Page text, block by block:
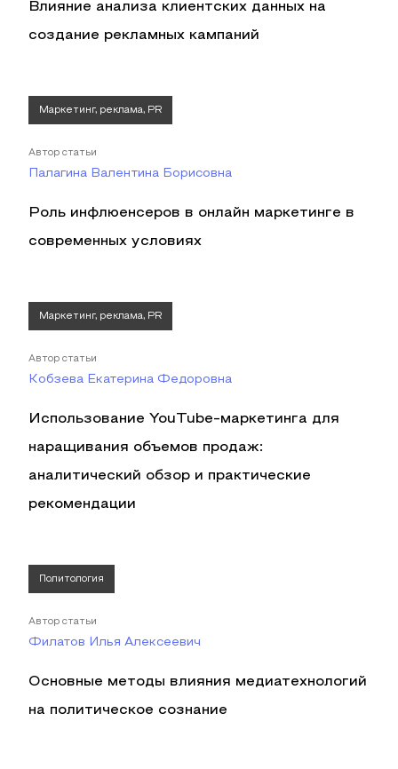
Влияние анализа клиентских данных на
создание рекламных кампаний
Маркетинг, реклама, PR
Автор статьи
Палагина Валентина Борисовна
Роль инфлюенсеров в онлайн маркетинге в
современных условиях
Маркетинг, реклама, PR
Автор статьи
Кобзева Екатерина Федоровна
Использование YouTube-маркетинга для
наращивания объемов продаж:
аналитический обзор и практические
рекомендации
Политология
Автор статьи
Филатов Илья Алексеевич
Основные методы влияния медиатехнологий
на политическое сознание